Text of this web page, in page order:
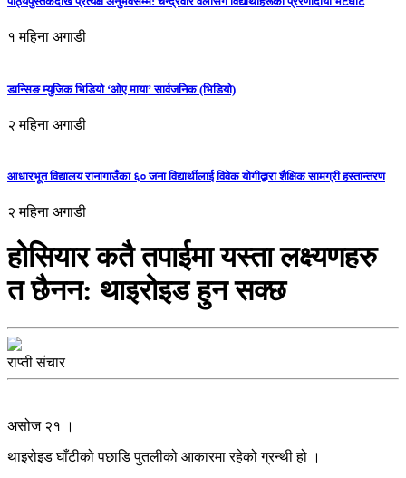
१ महिना अगाडी
डान्सिङ म्युजिक भिडियो ‘ओए माया’ सार्वजनिक (भिडियो)
२ महिना अगाडी
आधारभूत विद्यालय रानागाउँका ६० जना विद्यार्थीलाई विवेक योगीद्वारा शैक्षिक सामग्री हस्तान्तरण
२ महिना अगाडी
होसियार कतै तपाईमा यस्ता लक्ष्यणहरु
त छैनन: थाइरोइड हुन सक्छ
राप्ती संचार
असोज २१ ।
थाइरोइड घाँटीको पछाडि पुतलीको आकारमा रहेको ग्रन्थी हो ।